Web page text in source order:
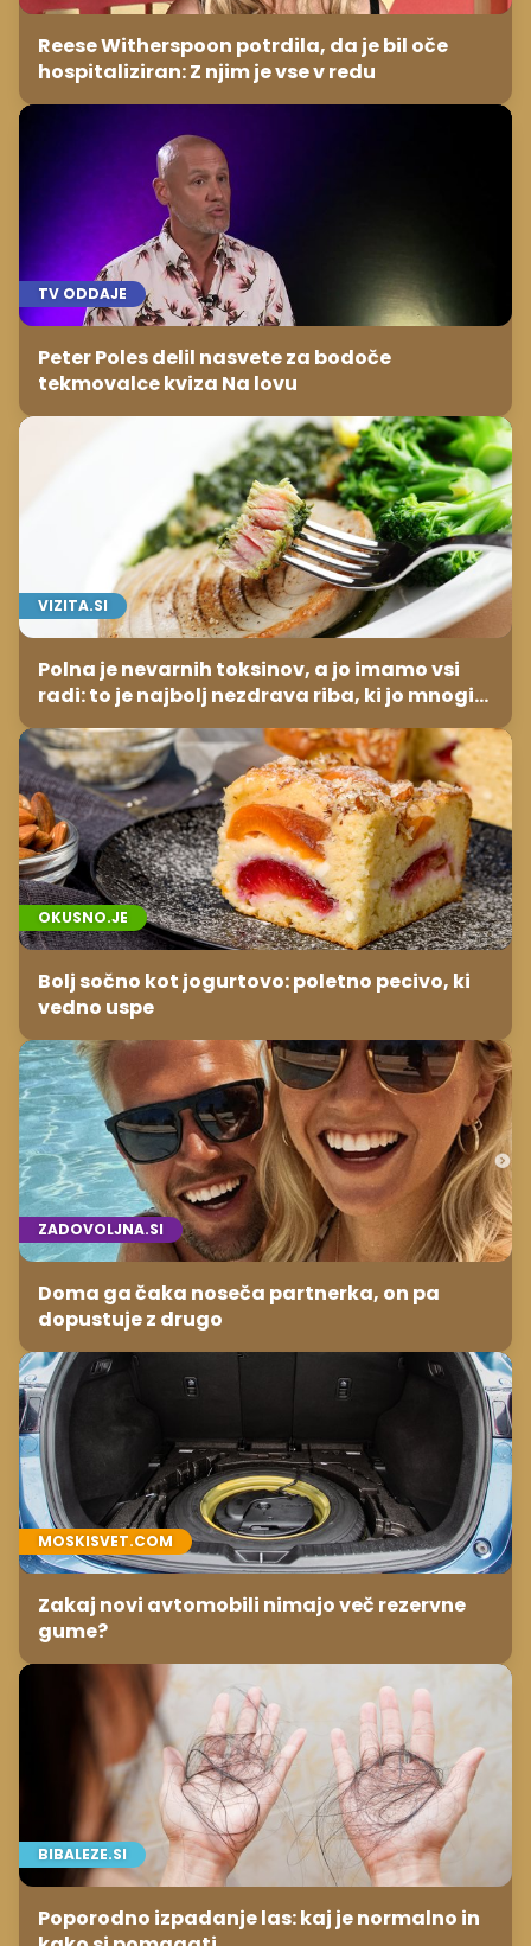
Reese Witherspoon potrdila, da je bil oče
hospitaliziran: Z njim je vse v redu
TV ODDAJE
Peter Poles delil nasvete za bodoče
tekmovalce kviza Na lovu
VIZITA.SI
Polna je nevarnih toksinov, a jo imamo vsi
radi: to je najbolj nezdrava riba, ki jo mnogi
redno uživajo
OKUSNO.JE
Bolj sočno kot jogurtovo: poletno pecivo, ki
vedno uspe
ZADOVOLJNA.SI
Doma ga čaka noseča partnerka, on pa
dopustuje z drugo
MOSKISVET.COM
Zakaj novi avtomobili nimajo več rezervne
gume?
BIBALEZE.SI
Poporodno izpadanje las: kaj je normalno in